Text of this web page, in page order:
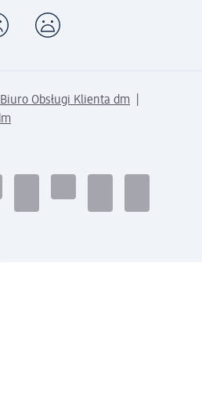
Biuro Obsługi Klienta dm